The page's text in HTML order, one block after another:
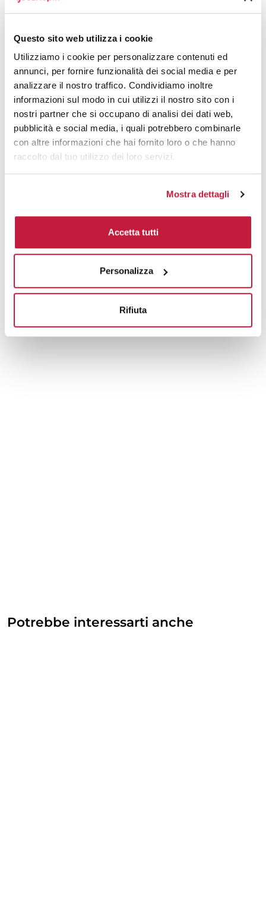
Questo sito web utilizza i cookie
Utilizziamo i cookie per personalizzare contenuti ed
annunci, per fornire funzionalità dei social media e per
analizzare il nostro traffico. Condividiamo inoltre
informazioni sul modo in cui utilizzi il nostro sito con i
nostri partner che si occupano di analisi dei dati web,
pubblicità e social media, i quali potrebbero combinarle
con altre informazioni che hai fornito loro o che hanno
raccolto dal tuo utilizzo dei loro servizi.
Mostra dettagli
Accetta tutti
Personalizza
Rifiuta
3000 € 2,70 € 3,02
10000 € 2,47 € 2,69
Tecniche di stampa
Domande e risposte
Prodotti alternativi
Potrebbe interessarti anche